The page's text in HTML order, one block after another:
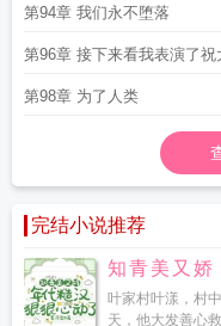
第94章 我们永不堕落
第96章 接下来看我表演了祝
日快乐求点月票
第98章 为了人类
完结小说推荐
知青美又娇
叶家村叶漾，村
天，他大发善心